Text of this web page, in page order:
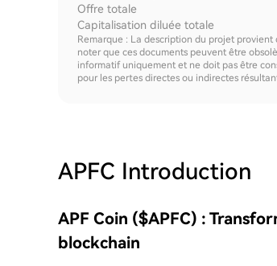
Offre totale
Capitalisation diluée totale
Remarque : La description du projet
noter que ces documents peuvent être
informatif uniquement et ne doit pas être
pour les pertes directes ou indirectes
APFC Introduction
APF Coin ($APFC) :
blockchain